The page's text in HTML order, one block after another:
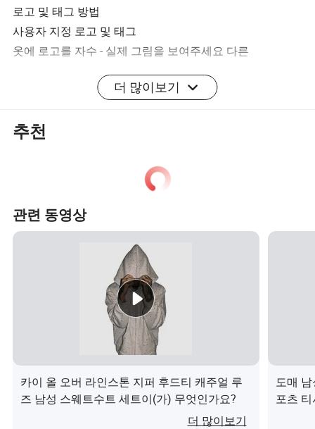
로고 및 태그 방법
사용자 지정 로고 및 태그
옷에 로고를 자수 - 실제 그림을 보여주세요 다른
옷을 입고 로고 인쇄 - 실제 사진 보여주세요 다른
의류에 대한 맞춤형 시준 디자인
맞춤형 우븐 넥 태그, 세탁 태그, 행태그 및 패키지 백과 함
옷감에 대한 몇 가지 특별 할인
우리의 장점 - 왜 우리를 선택하는가
첨부된 사진 판매 중 몇 가지 인기
우리는 Stock에 200 개 이상의 다른 색깔을 가지고 있습니
다
풀컬러 시계를 받으려면 문의해 주세요
더 많이보기
추천
관련 동영상
카이 올 오버 라인스톤 지퍼 후드티 캐주얼 루
즈 남성 스웨트수트 세트이(가) 무엇인가요?
더 많이보기
도매
포츠